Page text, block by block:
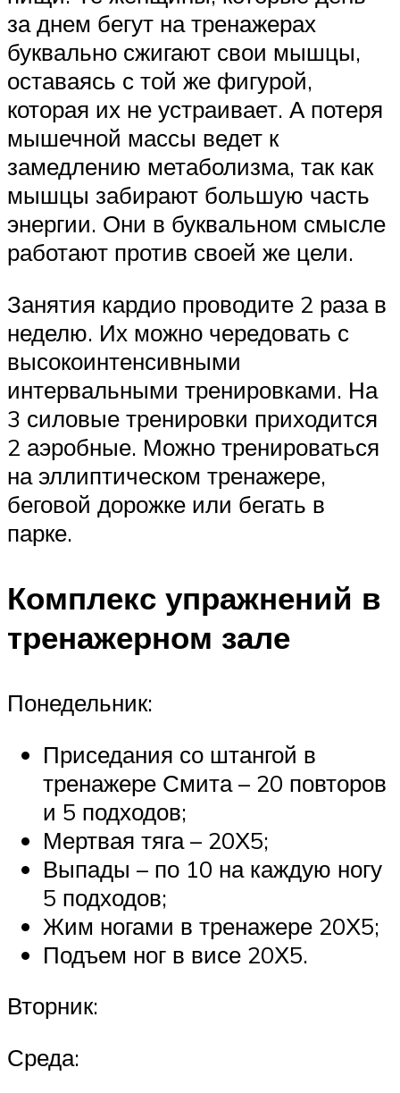
за днем бегут на тренажерах
буквально сжигают свои мышцы,
оставаясь с той же фигурой,
которая их не устраивает. А потеря
мышечной массы ведет к
замедлению метаболизма, так как
мышцы забирают большую часть
энергии. Они в буквальном смысле
работают против своей же цели.
Занятия кардио проводите 2 раза в
неделю. Их можно чередовать с
высокоинтенсивными
интервальными тренировками. На
3 силовые тренировки приходится
2 аэробные. Можно тренироваться
на эллиптическом тренажере,
беговой дорожке или бегать в
парке.
Комплекс упражнений в
тренажерном зале
Понедельник:
Приседания со штангой в
тренажере Смита – 20 повторов
и 5 подходов;
Мертвая тяга – 20Х5;
Выпады – по 10 на каждую ногу
5 подходов;
Жим ногами в тренажере 20Х5;
Подъем ног в висе 20Х5.
Вторник:
Среда: